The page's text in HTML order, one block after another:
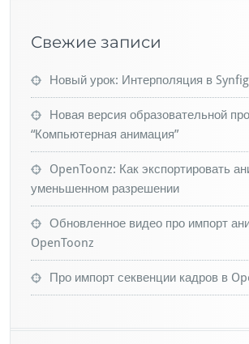
Свежие записи
Новый урок: Интерполяция в Synfig
Новая версия образовательной
“Компьютерная анимация”
OpenToonz: Как экспортировать
уменьшенном разрешении
Обновленное видео про импорт
OpenToonz
Про импорт секвенции кадров в